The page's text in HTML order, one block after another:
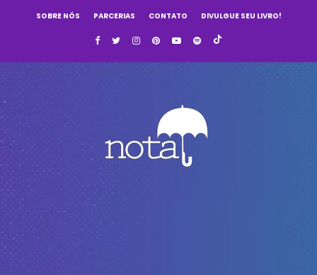
SOBRE NÓS PARCERIAS CONTATO DIVULGUE SEU LIVRO!